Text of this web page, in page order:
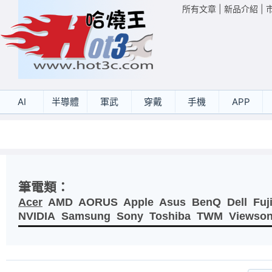
所有文章 新品介紹
AI 半導體 軍武 穿戴 手機 APP
筆電類：
Acer AMD AORUS Apple Asus BenQ Dell
NVIDIA Samsung Sony Toshiba TWM